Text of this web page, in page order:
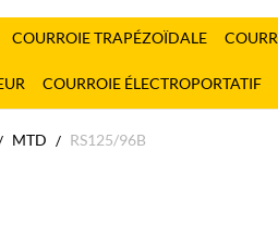
COURROIE TRAPÉZOÏDALE
COURROIE ÉLECTROPORTATIF
MTD RS125/96B